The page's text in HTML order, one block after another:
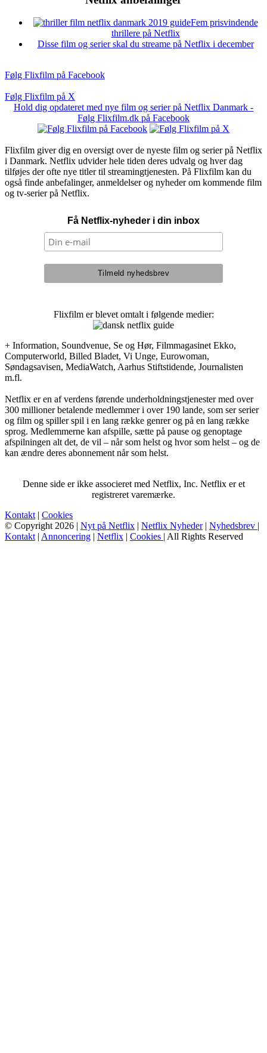
Fem prisvindende
thrillere på Netflix
Disse film og serier skal du streame på Netflix i december
Følg Flixfilm på Facebook
Følg Flixfilm på X
Hold dig opdateret med nye film og serier på Netflix Danmark -
Følg Flixfilm.dk på Facebook
Flixfilm giver dig en oversigt over de nyeste film og serier på Netflix
i Danmark. Netflix udvider hele tiden deres udvalg og hver dag
tilføjes der ofte nye titler til streamingtjenesten. På Flixfilm kan du
også finde anbefalinger, anmeldelser og nyheder om kommende film
og tv-serier på Netflix.
Få Netflix-nyheder i din inbox
Flixfilm er blevet omtalt i følgende medier:
+ Information, Soundvenue, Se og Hør, Filmmagasinet Ekko,
Computerworld, Billed Bladet, Vi Unge, Eurowoman,
Søndagsavisen, MediaWatch, Aarhus Stiftstidende, Journalisten
m.fl.
Netflix er en af verdens førende underholdningstjenester med over
300 millioner betalende medlemmer i over 190 lande, som ser serier
og film og spiller spil i en lang række genrer og på en lang række
sprog. Medlemmerne kan afspille, sætte på pause og genoptage
afspilningen alt det, de vil – når som helst og hvor som helst – og de
kan ændre deres abonnement når som helst.
Denne side er ikke associeret med Netflix, Inc. Netflix er et
registreret varemærke.
Kontakt | Cookies
© Copyright 2026 | Nyt på Netflix | Netflix Nyheder| Nyhedsbrev |
Kontakt | Annoncering | Netflix | Cookies | All Rights Reserved